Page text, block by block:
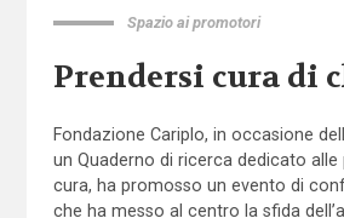
Spazio ai promotori
Prendersi cura di
Fondazione Cariplo, in occasione
un Quaderno di ricerca dedicato
cura, ha promosso un evento di
che ha messo al centro la sfida